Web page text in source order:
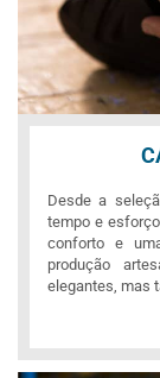
Desde a
tempo e
conforto e
produção
elegantes, mas